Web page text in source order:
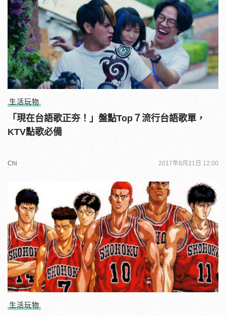
生活玩物
「現在台語歌正夯！」盤點Top７流行台語歌單，
KTV點歌必備
Chi 2017年8月21日 12:00
生活玩物